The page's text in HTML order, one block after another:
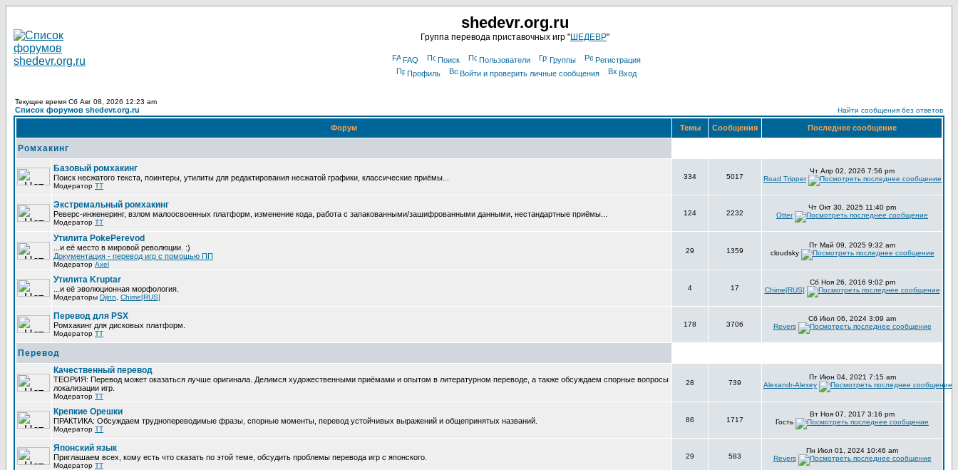
shedevr.org.ru
Группа перевода приставочных игр "ШЕДЕВР"
FAQ Поиск Пользователи Группы
Регистрация
Профиль
Войти и проверить личные сообщения Вход
Текущее время Сб Авг 08, 2026 12:23 am
Список форумов shedevr.org.ru Найти сообщения без ответов
Форум Темы Сообщения Последнее сообщение
Ромхакинг
Базовый ромхакинг
Поиск несжатого текста, поинтеры, утилиты для редактирования несжатой графики, классические приёмы...
Модератор TT
334 5017
Чт Апр 02, 2026 7:56 pm
Road Tripper
Экстремальный ромхакинг
Реверс-инженеринг, взлом малоосвоенных платформ, изменение кода, работа с запакованными/зашифрованными данными, нестандартные приёмы...
Модератор TT
124 2232
Чт Окт 30, 2025 11:40 pm
Otter
Утилита PokePerevod
...и её место в мировой революции. :)
Документация - перевод игр с помощью ПП
Модератор Axel
29 1359
Пт Май 09, 2025 9:32 am
cloudsky
Утилита Kruptar
...и её эволюционная морфология.
Модераторы Djinn Chime[RUS]
4 17
Сб Ноя 26, 2016 9:02 pm
Chime[RUS]
Перевод для PSX
Ромхакинг для дисковых платформ.
Модератор TT
178 3706
Сб Июл 06, 2024 3:09 am
Revers
Перевод
Качественный перевод
ТЕОРИЯ: Перевод может оказаться лучше оригинала. Делимся художественными приёмами и опытом в литературном переводе, а также обсуждаем спорные вопросы
локализации игр.
Модератор TT
28 739
Пт Июн 04, 2021 7:15 am
Alexandr-Alexey
Крепкие Орешки
ПРАКТИКА: Обсуждаем труднопереводимые фразы, спорные моменты, перевод устойчивых выражений и общепринятых названий.
Модератор TT
86 1717
Вт Ноя 07, 2017 3:16 pm
Гость
Японский язык
Приглашаем всех, кому есть что сказать по этой теме, обсудить проблемы перевода игр с японского.
Модератор TT
29 583
Пн Июл 01, 2024 10:46 am
Revers